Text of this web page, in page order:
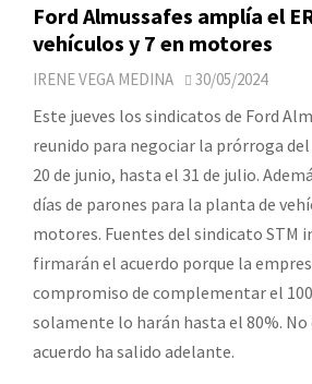
Ford Almussafes amplía el
vehículos y 7 en motores
IRENE VEGA MEDINA 30/05/2024
Este jueves los sindicatos de Ford
reunido para negociar la prórroga del
20 de junio, hasta el 31 de julio.
días de parones para la planta de
motores. Fuentes del sindicato STM
firmarán el acuerdo porque la
compromiso de complementar el
solamente lo harán hasta el 80%.
acuerdo ha salido adelante.